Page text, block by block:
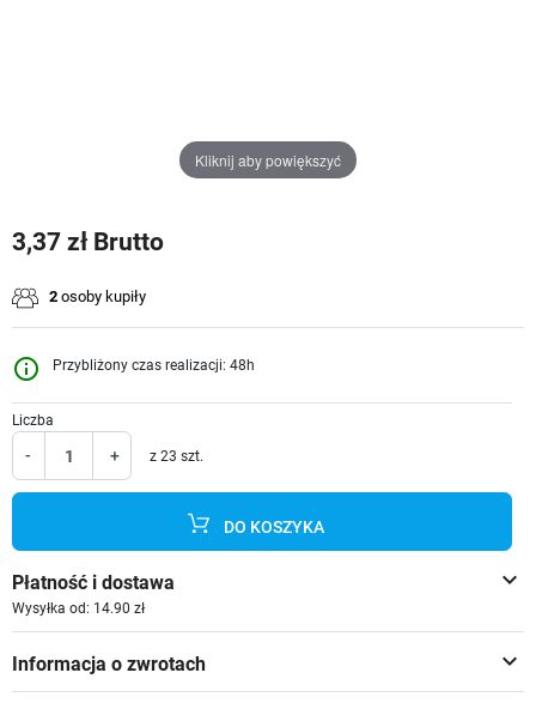
Kliknij aby powiększyć
3,37 zł Brutto
2 osoby kupiły
info_outline Przybliżony czas realizacji: 48h
Liczba
- + z 23 szt.
DO KOSZYKA
keyboard_arrow_down
Płatność i dostawa
Wysyłka od: 14.90 zł
keyboard_arrow_down
Informacja o zwrotach